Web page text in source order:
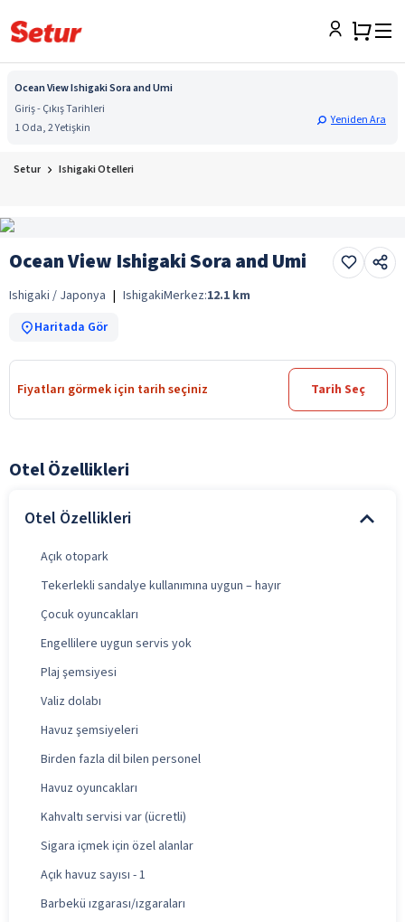
Ocean View Ishigaki Sora and Umi
Giriş - Çıkış Tarihleri
1 Oda, 2 Yetişkin
Yeniden Ara
Setur Ishigaki Otelleri
Ocean View Ishigaki Sora and Umi
Ishigaki / Japonya | IshigakiMerkez:12.1 km
Haritada Gör
Fiyatları görmek için tarih seçiniz Tarih Seç
Otel Özellikleri
Otel Özellikleri
Açık otopark
Tekerlekli sandalye kullanımına uygun – hayır
Çocuk oyuncakları
Engellilere uygun servis yok
Plaj şemsiyesi
Valiz dolabı
Havuz şemsiyeleri
Birden fazla dil bilen personel
Havuz oyuncakları
Kahvaltı servisi var (ücretli)
Sigara içmek için özel alanlar
Açık havuz sayısı - 1
Barbekü ızgarası/ızgaraları